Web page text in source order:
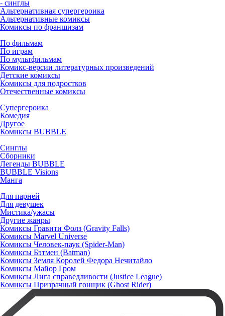
- синглы
Альтернативная супергероика
Альтернативные комиксы
Комиксы по франшизам
По фильмам
По играм
По мультфильмам
Комикс-версии литературных произведений
Детские комиксы
Комиксы для подростков
Отечественные комиксы
Супергероика
Комедия
Другое
Комиксы BUBBLE
Синглы
Сборники
Легенды BUBBLE
BUBBLE Visions
Манга
Для парней
Для девушек
Мистика/ужасы
Другие жанры
Комиксы Гравити Фолз (Gravity Falls)
Комиксы Marvel Universe
Комиксы Человек-паук (Spider-Man)
Комиксы Бэтмен (Batman)
Комиксы Земля Королей Федора Нечитайло
Комиксы Майор Гром
Комиксы Лига справедливости (Justice League)
Комиксы Призрачный гонщик (Ghost Rider)